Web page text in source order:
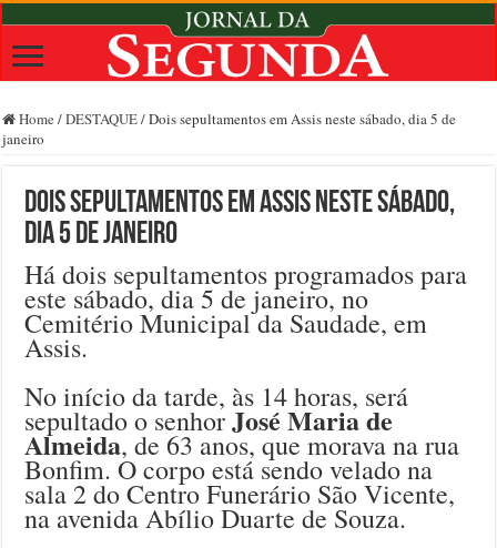
Home /DESTAQUE/Dois sepultamentos em Assis neste sábado, dia 5 de
janeiro
Dois sepultamentos em Assis neste sábado,
dia 5 de janeiro
Há dois sepultamentos programados para
este sábado, dia 5 de janeiro, no
Cemitério Municipal da Saudade, em
Assis.
No início da tarde, às 14 horas, será
sepultado o senhorJosé Maria de
Almeida, de 63 anos, que morava na rua
Bonfim. O corpo está sendo velado na
sala 2 do Centro Funerário São Vicente,
na avenida Abílio Duarte de Souza.